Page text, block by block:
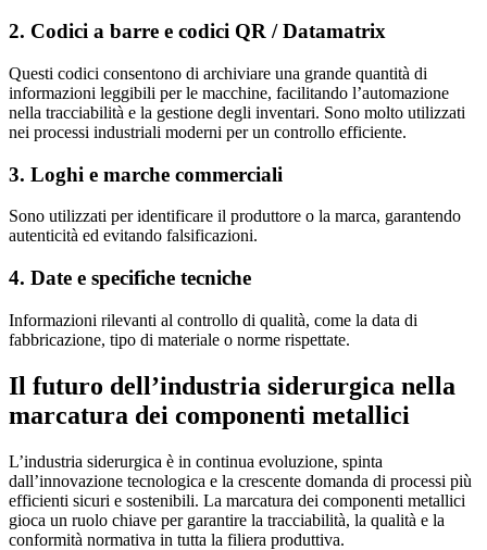
2. Codici a barre e codici QR / Datamatrix
Questi codici consentono di archiviare una grande quantità di
informazioni leggibili per le macchine, facilitando l’automazione
nella tracciabilità e la gestione degli inventari. Sono molto utilizzati
nei processi industriali moderni per un controllo efficiente.
3. Loghi e marche commerciali
Sono utilizzati per identificare il produttore o la marca, garantendo
autenticità ed evitando falsificazioni.
4. Date e specifiche tecniche
Informazioni rilevanti al controllo di qualità, come la data di
fabbricazione, tipo di materiale o norme rispettate.
Il futuro dell’industria siderurgica nella
marcatura dei componenti metallici
L’industria siderurgica è in continua evoluzione, spinta
dall’innovazione tecnologica e la crescente domanda di processi più
efficienti sicuri e sostenibili. La marcatura dei componenti metallici
gioca un ruolo chiave per garantire la tracciabilità, la qualità e la
conformità normativa in tutta la filiera produttiva.